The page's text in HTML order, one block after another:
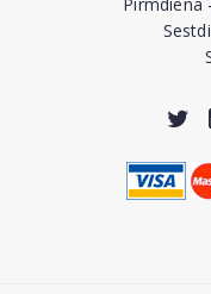
Pirmdiena